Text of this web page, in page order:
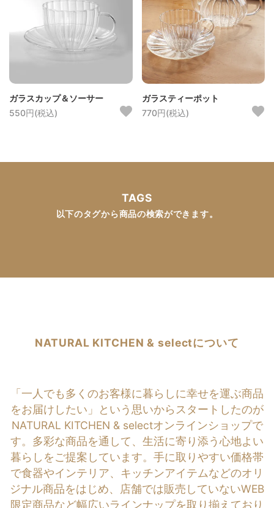
ガラスカップ＆ソーサー
550円(税込)
ガラスティーポット
770円(税込)
TAGS
以下のタグから商品の検索ができます。
NATURAL KITCHEN & selectについて
「一人でも多くのお客様に暮らしに幸せを運ぶ商品
をお届けしたい」という思いからスタートしたのが
NATURAL KITCHEN & selectオンラインショップで
す。多彩な商品を通して、生活に寄り添う心地よい
暮らしをご提案しています。手に取りやすい価格帯
で食器やインテリア、キッチンアイテムなどのオリ
ジナル商品をはじめ、店舗では販売していないWEB
限定商品など幅広いラインナップを取り揃えており